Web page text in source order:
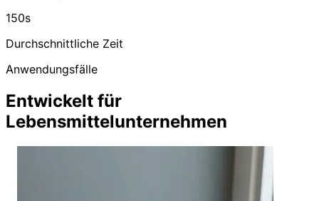
150s
Durchschnittliche Zeit
Anwendungsfälle
Entwickelt für
Lebensmittelunternehmen